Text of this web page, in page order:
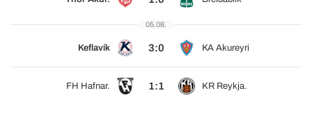
05.08.
Keflavík 3:0 KA Akureyri
FH Hafnar. 1:1 KR Reykja.